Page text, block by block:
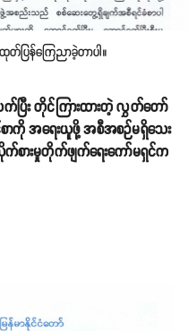
ြန်ကြေညာခဲ့တာပါ။
ပြီး တိုင်ကြားထားတဲ့ လွှတ်တော်
ကို အရေးယူဖို့ အစီအစဉ်မရှိသေး
းမှုတိုက်ဖျက်ရေးကော်မရှင်က